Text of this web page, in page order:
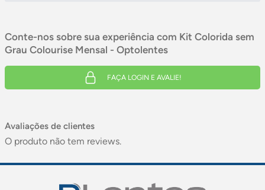
Conte-nos sobre sua experiência com Kit Colorida sem
Grau Colourise Mensal - Optolentes
FAÇA LOGIN E AVALIE!
Avaliações de clientes
O produto não tem reviews.